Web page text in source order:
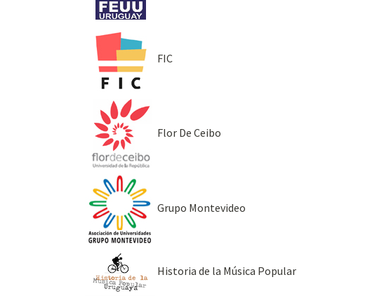
FIC
Flor De Ceibo
Grupo Montevideo
Historia de la Música Popular